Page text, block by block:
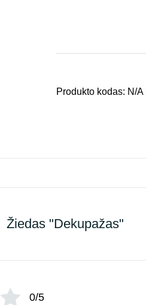
Produkto kodas: N/A
Žiedas "Dekupažas"
0/5